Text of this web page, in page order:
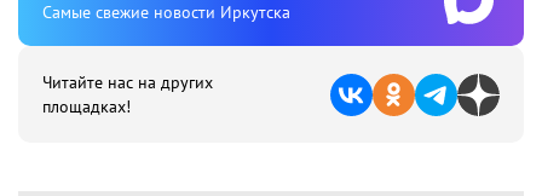
Cамые свежие новости Иркутска
Читайте нас на других
площадках!